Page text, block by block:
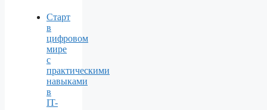
Старт
в
цифровом
мире
с
практическими
навыками
в
IT-